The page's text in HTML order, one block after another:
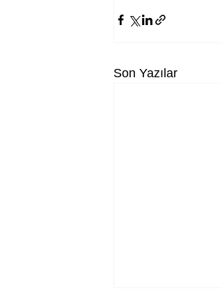
Son Yazılar